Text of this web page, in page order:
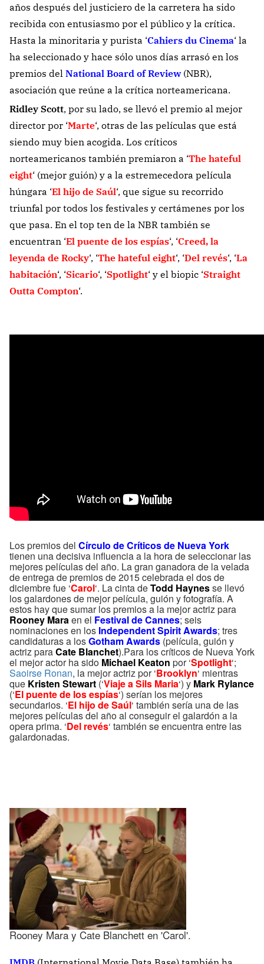
años después del justiciero de la carretera ha sido
recibida con entusiasmo por el público y la crítica.
Hasta la minoritaria y purista ‘Cahiers du Cinema‘ la
ha seleccionado y hace sólo unos días arrasó en los
premios del National Board of Review(NBR),
asociación que reúne a la crítica norteamericana.
Ridley Scott, por su lado, se llevó el premio al mejor
director por ‘Marte‘, otras de las películas que está
siendo muy bien acogida. Los críticos
norteamericanos también premiaron a ‘The hateful
eight‘ (mejor guión) y a la estremecedora película
húngara ‘El hijo de Saúl‘, que sigue su recorrido
triunfal por todos los festivales y certámenes por los
que pasa. En el top ten de la NBR también se
encuentran ‘El puente de los espías‘, ‘Creed, la
leyenda de Rocky‘, ‘The hateful eight‘, ‘Del revés‘, ‘La
habitación‘, ‘Sicario‘, ‘Spotlight‘ y el biopic ‘Straight
Outta Compton‘.
Los premios del Círculo de Críticos de Nueva York
tienen una decisiva influencia a la hora de seleccionar las
mejores películas del año. La gran ganadora de la velada
de entrega de premios de 2015 celebrada el dos de
diciembre fue ‘Carol‘. La cinta deTodd Haynesse llevó
los galardones de mejor película, guión y fotografía. A
estos hay que sumar los premios a la mejor actriz para
Rooney Maraen el Festival de Cannes; seis
nominaciones en los Independent Spirit Awards; tres
candidaturas a losGotham Awards (película, guión y
actriz paraCate Blanchet).Para los críticos de Nueva York
el mejor actor ha sido Michael Keaton por ‘Spotlight‘;
Saoirse Ronan, la mejor actriz por ‘Brooklyn‘ mientras
que Kristen Stewart (‘Viaje a Sils Maria‘) y Mark Rylance
(‘El puente de los espías‘) serían los mejores
secundarios. ‘El hijo de Saúl‘ también sería una de las
mejores películas del año al conseguir el galardón a la
opera prima. ‘Del revés‘ también se encuentra entre las
galardonadas.
Rooney Mara y Cate Blanchett en 'Carol'.